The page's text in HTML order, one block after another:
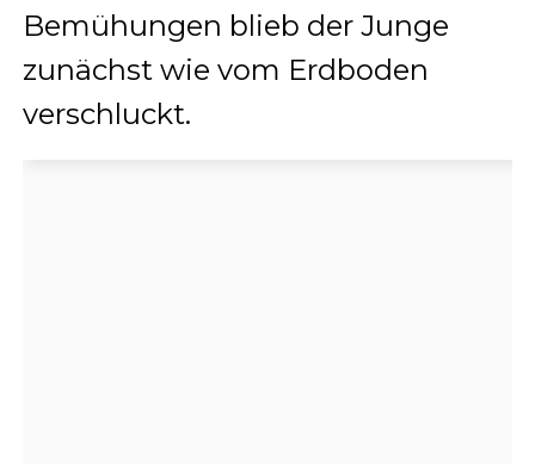
Bemühungen blieb der Junge
zunächst wie vom Erdboden
verschluckt.